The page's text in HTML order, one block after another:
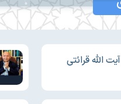
الله قرائتی